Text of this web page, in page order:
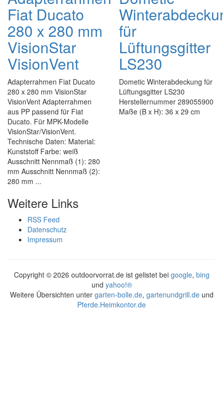
Fiat Ducato
280 x 280 mm
VisionStar
VisionVent
Adapterrahmen Fiat Ducato
280 x 280 mm VisionStar
VisionVent Adapterrahmen
aus PP passend für Fiat
Ducato. Für MPK-Modelle
VisionStar/VisionVent.
Technische Daten: Material:
Kunststoff Farbe: weiß
Ausschnitt Nennmaß (1): 280
mm Ausschnitt Nennmaß (2):
280 mm ...
für
Lüftungsgitter
LS230
Dometic Winterabdeckung für
Lüftungsgitter LS230
Herstellernummer 289055900
Maße (B x H): 36 x 29 cm
Weitere Links
RSS Feed
Datenschutz
Impressum
Copyright © 2026 outdoorvorrat.de ist gelistet bei google, bing
und yahoo!®
Weitere Übersichten unter garten-bolle.de, gartenundgrill.deund
Pferde.Heimkontor.de